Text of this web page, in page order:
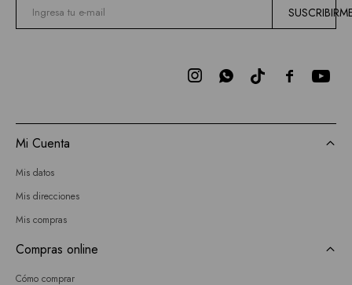

 
Mi Cuenta
Mis datos
Mis direcciones
Mis compras
Compras online
Cómo comprar